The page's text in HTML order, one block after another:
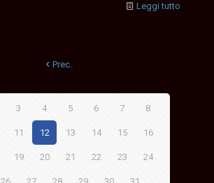
Leggi tutto
Prec.
3 4 5 6 7 8
11 12 13 14 15 16
19 20 21 22 23 24